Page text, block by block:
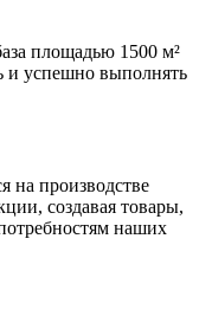
площадью 1500 м²
и успешно выполнять
на производстве
создавая товары,
наших